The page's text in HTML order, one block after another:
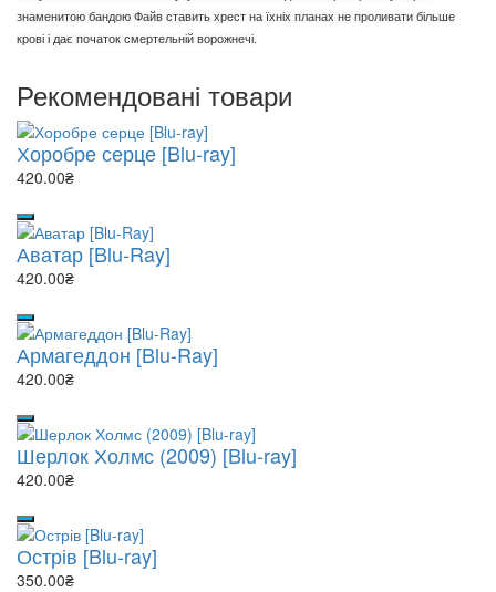
знаменитою бандою Файв ставить хрест на їхніх планах не проливати більше
крові і дає початок смертельній ворожнечі.
Рекомендовані товари
Хоробре серце [Blu-ray]
420.00₴
Аватар [Blu-Ray]
420.00₴
Армагеддон [Blu-Ray]
420.00₴
Шерлок Холмс (2009) [Blu-ray]
420.00₴
Острів [Blu-ray]
350.00₴